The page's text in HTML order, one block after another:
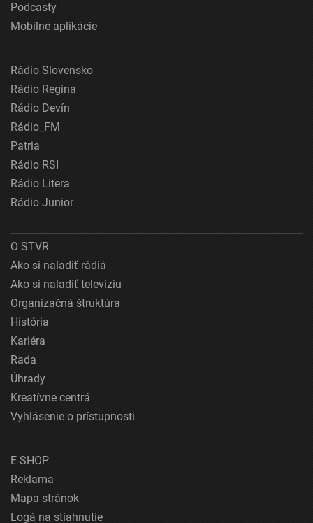
Podcasty
Mobilné aplikácie
Rádio Slovensko
Rádio Regina
Rádio Devín
Rádio_FM
Patria
Rádio RSI
Rádio Litera
Rádio Junior
O STVR
Ako si naladiť rádiá
Ako si naladiť televíziu
Organizačná štruktúra
História
Kariéra
Rada
Úhrady
Kreatívne centrá
Vyhlásenie o prístupnosti
E-SHOP
Reklama
Mapa stránok
Logá na stiahnutie